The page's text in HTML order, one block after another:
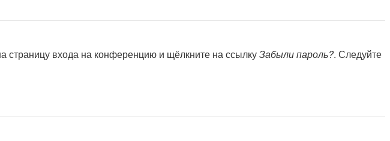
страницу входа на конференцию и щёлкните на ссылкуЗабыли пароль?. Следуйте